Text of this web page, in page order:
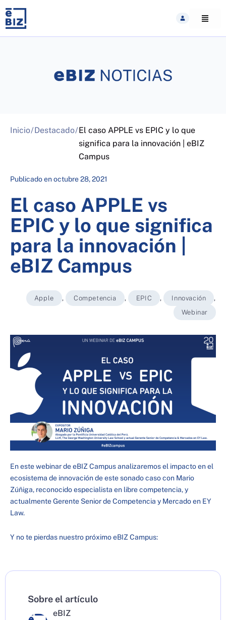
content
Inicio/Destacado/El caso APPLE vs EPIC y lo que
significa para la innovación | eBIZ
Campus
Publicado enoctubre 28, 2021
El caso APPLE vs
EPIC y lo que significa
para la innovación |
eBIZ Campus
Apple , Competencia , EPIC , Innovación
,
Webinar
En este webinar de eBIZ Campus analizaremos el impacto en el
ecosistema de innovación de este sonado caso con Mario
Zúñiga, reconocido especialista en libre competencia, y
actualmente Gerente Senior de Competencia y Mercado en EY
Law.
Y no te pierdas nuestro próximo eBIZ Campus:
Sobre el artículo
eBIZ